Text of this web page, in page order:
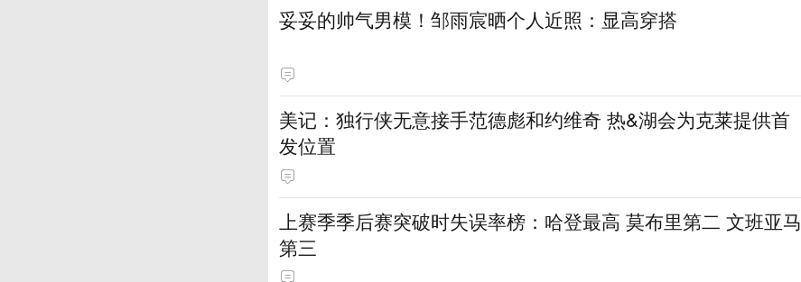
妥妥的帅气男模！邹雨宸晒个人近照：显高穿搭
美记：独行侠无意接手范德彪和约维奇 热&湖会为克莱提供首
发位置
上赛季季后赛突破时失误率榜：哈登最高 莫布里第二 文班亚马
第三